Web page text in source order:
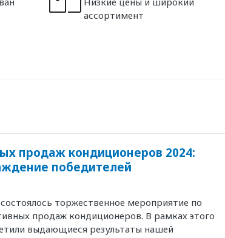
ассортимент
продаж кондиционеров 2024:
победителей
торжественное мероприятие по
продаж кондиционеров. В рамках этого
выдающиеся результаты нашей